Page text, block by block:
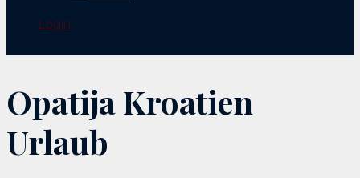
Login
Opatija Kroatien
Urlaub